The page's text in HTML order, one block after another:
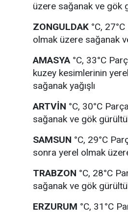
üzere sağanak ve gök
ZONGULDAK °C,
olmak üzere sağanak
AMASYA °C, 33°C
kuzey kesimlerinin
sağanak yağışlı
ARTVİN °C, 30°C
sağanak ve gök
SAMSUN °C, 29°C
sonra yerel olmak
TRABZON °C, 28°C
sağanak ve gök
ERZURUM °C, 31°C